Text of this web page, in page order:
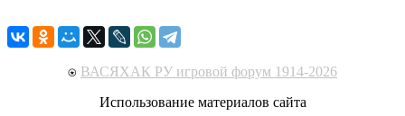
⍟ ВАСЯХАК РУ игровой форум 1914-2026
Использование материалов сайта